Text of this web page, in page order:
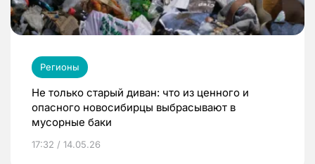
Регионы
Не только старый диван: что из ценного и
опасного новосибирцы выбрасывают в
мусорные баки
17:32 / 14.05.26